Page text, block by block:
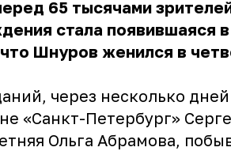
65 тысячами
стала появившаяся
Шнуров женился в
через несколько
«Санкт-Петербург»
Ольга Абрамова,